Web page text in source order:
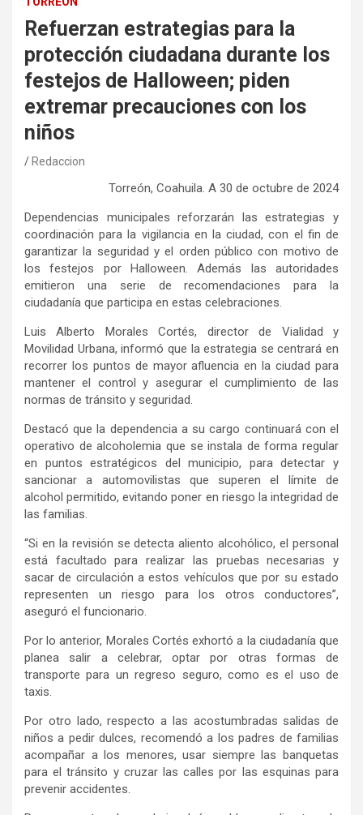
Refuerzan estrategias para la
protección ciudadana durante los
festejos de Halloween; piden
extremar precauciones con los
niños
Redaccion
Torreón, Coahuila. A 30 de octubre de 2024
Dependencias municipales reforzarán las estrategias y
coordinación para la vigilancia en la ciudad, con el fin de
garantizar la seguridad y el orden público con motivo de
los festejos por Halloween. Además las autoridades
emitieron una serie de recomendaciones para la
ciudadanía que participa en estas celebraciones.
Luis Alberto Morales Cortés, director de Vialidad y
Movilidad Urbana, informó que la estrategia se centrará en
recorrer los puntos de mayor afluencia en la ciudad para
mantener el control y asegurar el cumplimiento de las
normas de tránsito y seguridad.
Destacó que la dependencia a su cargo continuará con el
operativo de alcoholemia que se instala de forma regular
en puntos estratégicos del municipio, para detectar y
sancionar a automovilistas que superen el límite de
alcohol permitido, evitando poner en riesgo la integridad de
las familias.
“Si en la revisión se detecta aliento alcohólico, el personal
está facultado para realizar las pruebas necesarias y
sacar de circulación a estos vehículos que por su estado
representen un riesgo para los otros conductores”,
aseguró el funcionario.
Por lo anterior, Morales Cortés exhortó a la ciudadanía que
planea salir a celebrar, optar por otras formas de
transporte para un regreso seguro, como es el uso de
taxis.
Por otro lado, respecto a las acostumbradas salidas de
niños a pedir dulces, recomendó a los padres de familias
acompañar a los menores, usar siempre las banquetas
para el tránsito y cruzar las calles por las esquinas para
prevenir accidentes.